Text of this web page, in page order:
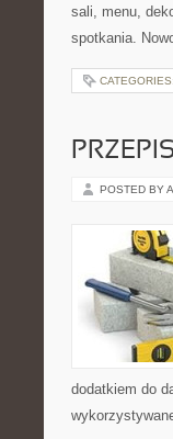
sali, menu,
spotkania.
CATEGORIES:
POSTED BY
dodatkiem do